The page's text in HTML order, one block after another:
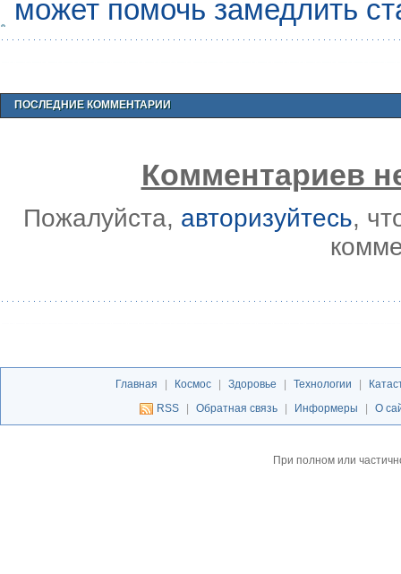
может помочь замедлить
ПОСЛЕДНИЕ КОММЕНТАРИИ
Комментариев
Пожалуйста, авторизуйтесь,
Главная | Космос | Здоровье | Технологии |
RSS
| Обратная связь | Информеры | О
При полном или